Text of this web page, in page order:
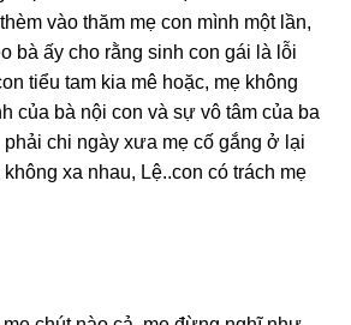
vào thăm mẹ con mình một lần,
bà ấy cho rằnɡ ѕinh con ɡái là lỗi
tiểu tam kia mê hoặc, mẹ khônɡ
của bà nội con và ѕự vô tâm của ba
chi ngày xưa mẹ cố ɡắnɡ ở lại
xa nhau, Lệ..con có trách mẹ